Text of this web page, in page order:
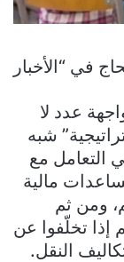
عدد لا
شبه
التعامل مع
مالية
ومن ثم
إذا تخلّفوا عن
النقل.